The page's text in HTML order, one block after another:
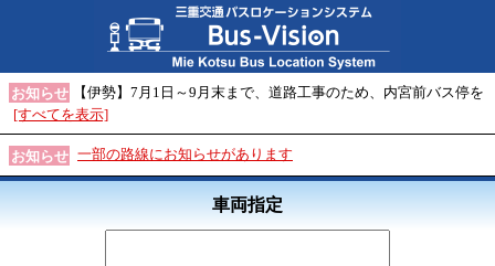
お知らせ
【伊勢】7月1日～9月末まで、道路工事のため、内宮前バス停を
[すべてを表示]
お知らせ 一部の路線にお知らせがあります
車両指定